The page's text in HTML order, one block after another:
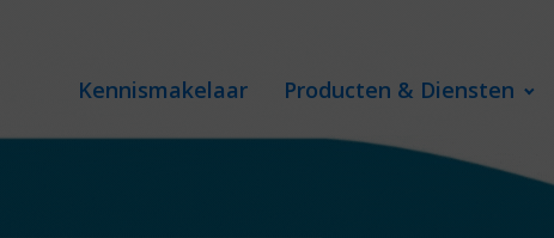
Kennismakelaar Producten & Diensten